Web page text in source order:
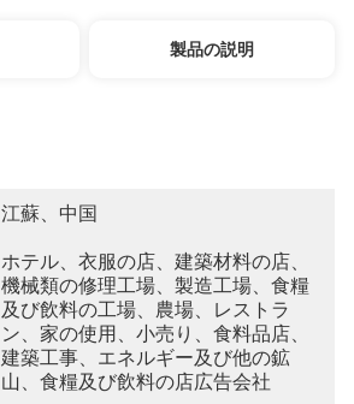
製品の説明
江蘇、中国
ホテル、衣服の店、建築材料の店、
機械類の修理工場、製造工場、食糧
及び飲料の工場、農場、レストラ
ン、家の使用、小売り、食料品店、
建築工事、エネルギー及び他の鉱
山、食糧及び飲料の店広告会社